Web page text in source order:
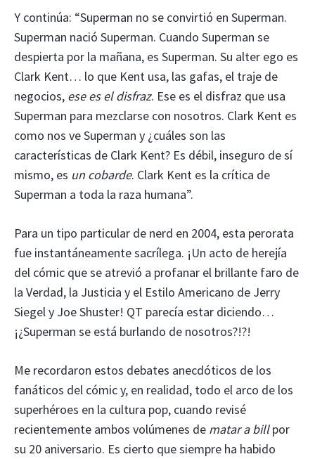
Y continúa: “Superman no se convirtió en Superman.
Superman nació Superman. Cuando Superman se
despierta por la mañana, es Superman. Su alter ego es
Clark Kent… lo que Kent usa, las gafas, el traje de
negocios, ese es el disfraz. Ese es el disfraz que usa
Superman para mezclarse con nosotros. Clark Kent es
como nos ve Superman y ¿cuáles son las
características de Clark Kent? Es débil, inseguro de sí
mismo, es un cobarde. Clark Kent es la crítica de
Superman a toda la raza humana”.
Para un tipo particular de nerd en 2004, esta perorata
fue instantáneamente sacrílega. ¡Un acto de herejía
del cómic que se atrevió a profanar el brillante faro de
la Verdad, la Justicia y el Estilo Americano de Jerry
Siegel y Joe Shuster! QT parecía estar diciendo…
¡¿Superman se está burlando de nosotros?!?!
Me recordaron estos debates anecdóticos de los
fanáticos del cómic y, en realidad, todo el arco de los
superhéroes en la cultura pop, cuando revisé
recientemente ambos volúmenes de matar a billpor
su 20 aniversario. Es cierto que siempre ha habido